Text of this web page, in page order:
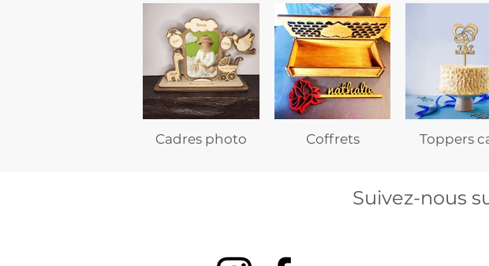
Cadres photo Coffrets Toppers
Suivez-nous